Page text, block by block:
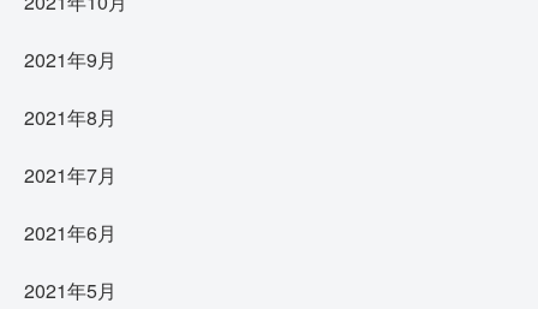
2021年9月
2021年8月
2021年7月
2021年6月
2021年5月